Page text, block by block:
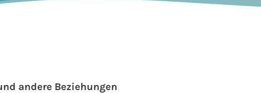
andere Beziehungen